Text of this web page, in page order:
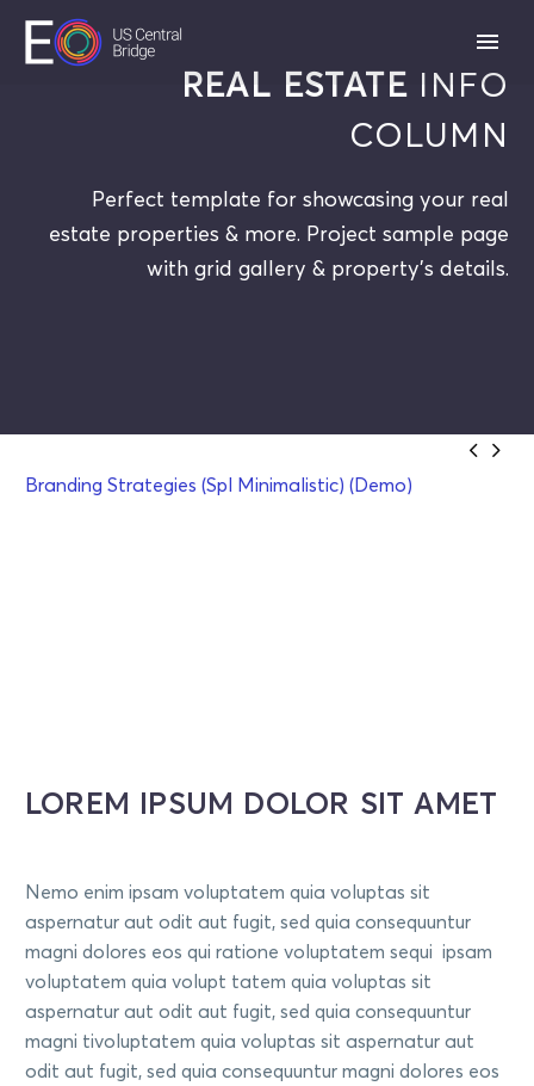
REAL ESTATE INFO
COLUMN
Perfect template for showcasing your real
estate properties & more. Project sample page
with grid gallery & property's details.
 
Branding Strategies (Spl Minimalistic) (Demo)
LOREM IPSUM DOLOR SIT AMET
Nemo enim ipsam voluptatem quia voluptas sit
aspernatur aut odit aut fugit, sed quia consequuntur
magni dolores eos qui ratione voluptatem sequi ipsam
voluptatem quia volupt tatem quia voluptas sit
aspernatur aut odit aut fugit, sed quia consequuntur
magni tivoluptatem quia voluptas sit aspernatur aut
odit aut fugit, sed quia consequuntur magni dolores eos